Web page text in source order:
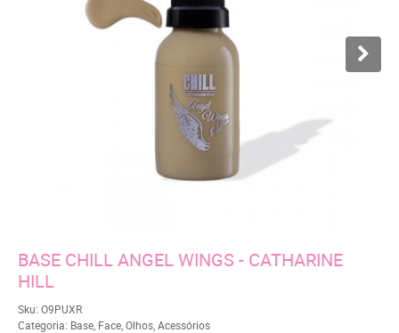
BASE CHILL ANGEL WINGS - CATHARINE
HILL
Sku: O9PUXR
Categoria: Base Face Olhos Acessórios